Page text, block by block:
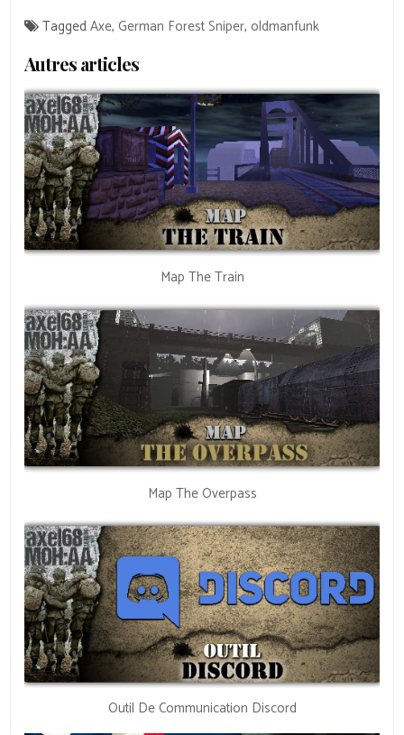
TaggedAxe,German Forest Sniper, oldmanfunk
Autres articles
Map The Train
Map The Overpass
Outil De Communication Discord